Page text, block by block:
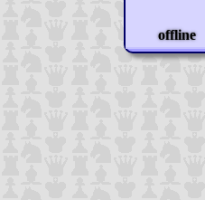
offline